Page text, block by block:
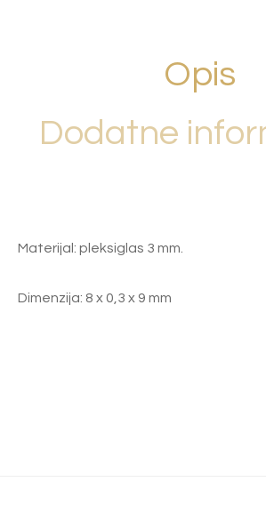
Opis
Dodatne
Materijal: pleksiglas 3 mm.
Dimenzija: 8 x 0,3 x 9 mm